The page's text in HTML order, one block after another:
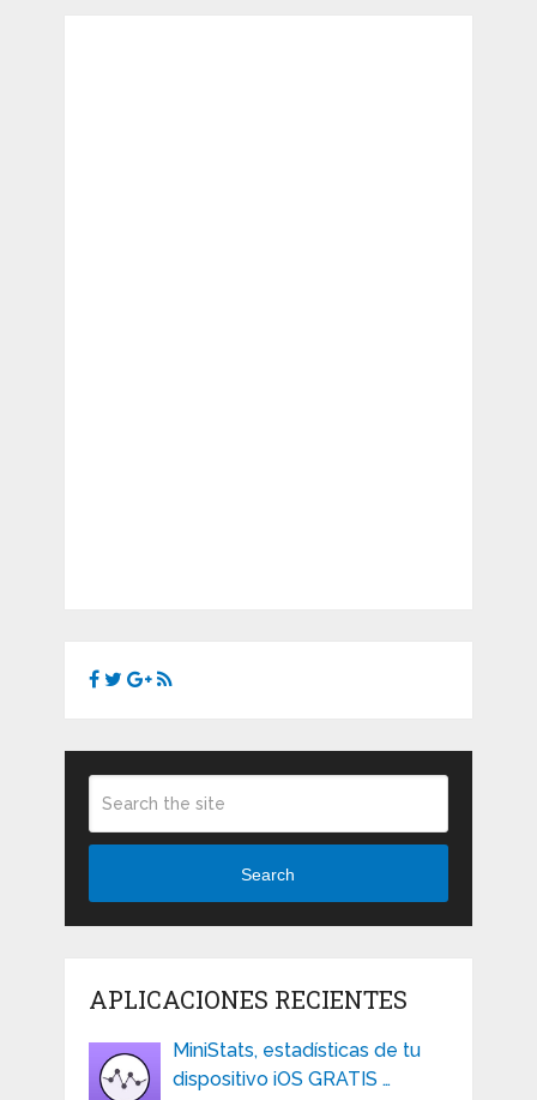
Search
APLICACIONES RECIENTES
MiniStats, estadísticas de tu
dispositivo iOS GRATIS …